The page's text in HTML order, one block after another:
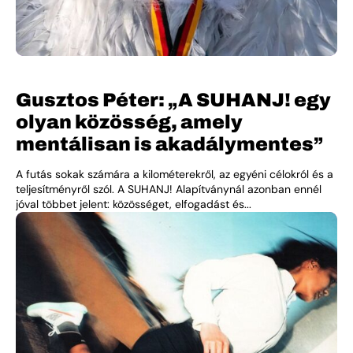
Gusztos Péter: „A SUHANJ! egy
olyan közösség, amely
mentálisan is akadálymentes”
A futás sokak számára a kilométerekről, az egyéni célokról és a
teljesítményről szól. A SUHANJ! Alapítványnál azonban ennél
jóval többet jelent: közösséget, elfogadást és...